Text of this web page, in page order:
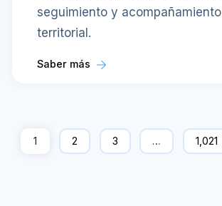
seguimiento y acompañamiento
territorial.
Saber más
1 2 3 … 1,021